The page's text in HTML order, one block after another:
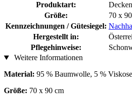
Produktart:
Decken
Größe:
70 x
Kennzeichnungen / Gütesiegel:
Hergestellt in:
Pflegehinweise:
Weitere Informationen
Material: 95 % Baumwolle, 5 % Viskose
Größe: 70 x 90 cm